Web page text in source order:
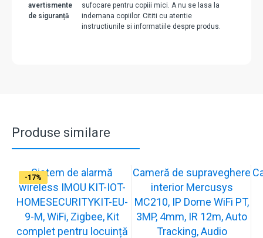
avertismente
de siguranță
sufocare pentru copiii mici. A nu se lasa la
indemana copiilor. Cititi cu atentie
instructiunile si informatiile despre produs.
Produse similare
-31%
Sistem de alarmă
wireless IMOU KIT-IOT-
HOMESECURITYKIT-EU-
9-M, WiFi, Zigbee, Kit
complet pentru locuință
-19%
Cameră de supraveghere
interior Mercusys
MC210, IP Dome WiFi PT,
3MP, 4mm, IR 12m, Auto
Tracking, Audio
-21%
-13%
-15%
-20%
-12%
-13%
-16%
-17%